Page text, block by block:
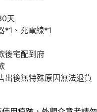
天
*1、充電線*1
後宅配到府
出後無特殊原因無法退貨